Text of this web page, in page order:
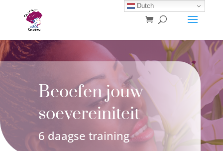
Beoefen jouw
soevereiniteit
6 daagse training
Dutch